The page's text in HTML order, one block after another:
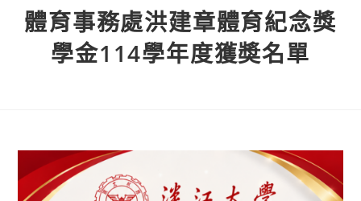
體育事務處洪建章體育紀念獎
學金114學年度獲奬名單